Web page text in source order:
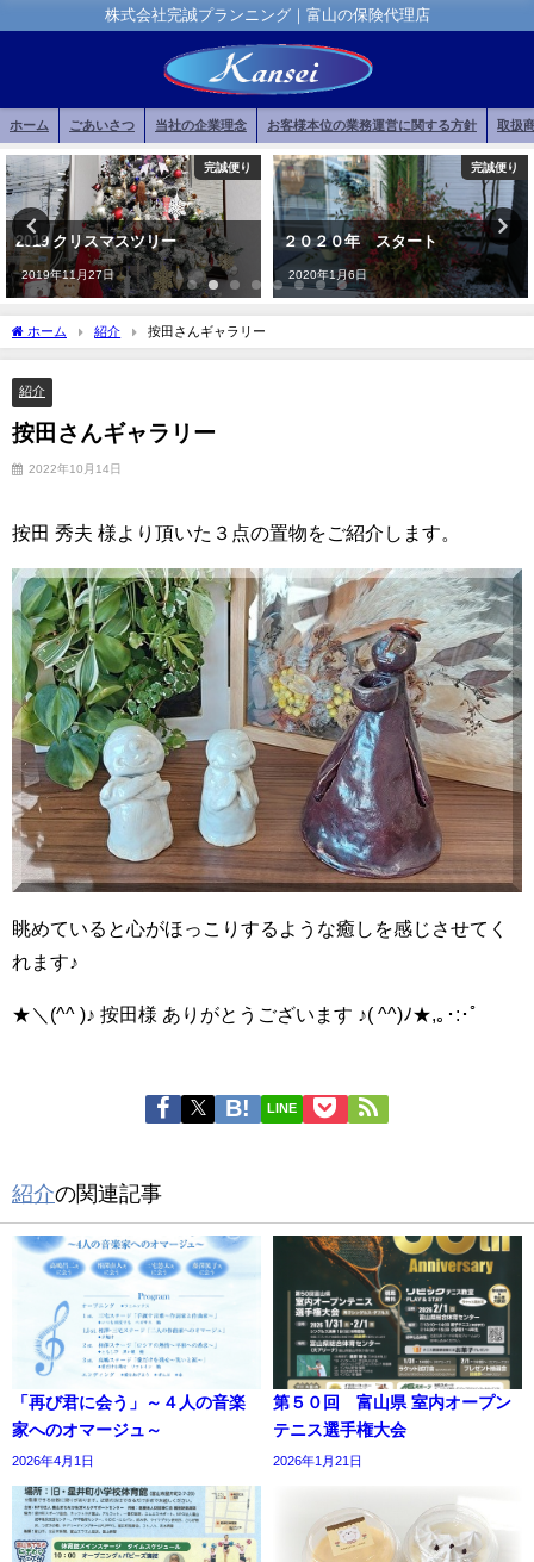
株式会社完誠プランニング｜富山の保険代理店
ホーム ごあいさつ 当社の企業理念 お客様本位の業務運営に関する方針 取扱
完誠便り
2019 クリスマスツリー
2019年11月27日
完誠便り
２０２０年 スタート
2020年1月6日
ホーム 紹介 按田さんギャラリー
紹介
按田さんギャラリー
2022年10月14日
按田 秀夫 様より頂いた３点の置物をご紹介します。
眺めていると心がほっこりするような癒しを感じさせてく
れます♪
★＼(^^ )♪ 按田様 ありがとうございます ♪( ^^)ﾉ★,｡･:･ﾟ
LINE
紹介の関連記事
「再び君に会う」～４人の音楽
家へのオマージュ～
2026年4月1日
第５０回 富山県 室内オープン
テニス選手権大会
2026年1月21日